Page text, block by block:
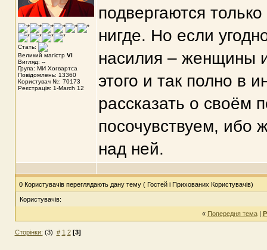
Стать:
Великий магістр VI
Вигляд: --
Група: МИ Хогвартса
Повідомлень: 13360
Користувач №: 70173
Реєстрація: 1-March 12
подвергаются
нигде. Но если
насилия – женщины
этого и так полно в
рассказать о
посочувствуем, ибо
над ней.
0 Користувачів переглядають дану тему ( Гостей і Прихованих Користувачів)
Користувачів:
« Попередня тема|
Сторінки: (3) # 1 2 [3]